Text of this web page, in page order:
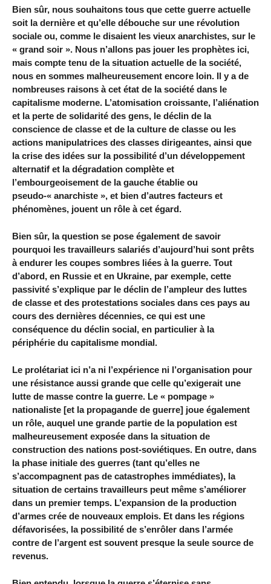
Bien sûr, nous souhaitons tous que cette guerre actuelle
soit la dernière et qu’elle débouche sur une révolution
sociale ou, comme le disaient les vieux anarchistes, sur le
« grand soir ». Nous n’allons pas jouer les prophètes ici,
mais compte tenu de la situation actuelle de la société,
nous en sommes malheureusement encore loin. Il y a de
nombreuses raisons à cet état de la société dans le
capitalisme moderne. L’atomisation croissante, l’aliénation
et la perte de solidarité des gens, le déclin de la
conscience de classe et de la culture de classe ou les
actions manipulatrices des classes dirigeantes, ainsi que
la crise des idées sur la possibilité d’un développement
alternatif et la dégradation complète et
l’embourgeoisement de la gauche établie ou
pseudo-« anarchiste », et bien d’autres facteurs et
phénomènes, jouent un rôle à cet égard.
Bien sûr, la question se pose également de savoir
pourquoi les travailleurs salariés d’aujourd’hui sont prêts
à endurer les coupes sombres liées à la guerre. Tout
d’abord, en Russie et en Ukraine, par exemple, cette
passivité s’explique par le déclin de l’ampleur des luttes
de classe et des protestations sociales dans ces pays au
cours des dernières décennies, ce qui est une
conséquence du déclin social, en particulier à la
périphérie du capitalisme mondial.
Le prolétariat ici n’a ni l’expérience ni l’organisation pour
une résistance aussi grande que celle qu’exigerait une
lutte de masse contre la guerre. Le « pompage »
nationaliste [et la propagande de guerre] joue également
un rôle, auquel une grande partie de la population est
malheureusement exposée dans la situation de
construction des nations post-soviétiques. En outre, dans
la phase initiale des guerres (tant qu’elles ne
s’accompagnent pas de catastrophes immédiates), la
situation de certains travailleurs peut même s’améliorer
dans un premier temps. L’expansion de la production
d’armes crée de nouveaux emplois. Et dans les régions
défavorisées, la possibilité de s’enrôler dans l’armée
contre de l’argent est souvent presque la seule source de
revenus.